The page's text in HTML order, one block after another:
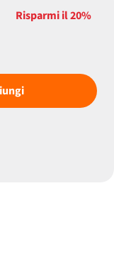
Risparmi il20%